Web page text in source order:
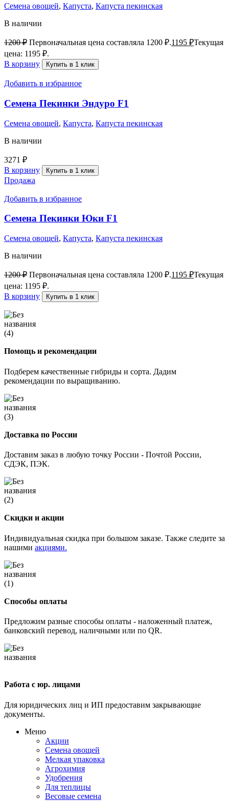
Семена овощей, Капуста, Капуста пекинская
В наличии
1200₽ Первоначальная цена составляла 1200 ₽.1195 ₽Текущая
цена: 1195 ₽.
В корзину
Купить в 1 клик
Добавить в избранное
Семена Пекинки Эндуро F1
Семена овощей, Капуста, Капуста пекинская
В наличии
3271 ₽
В корзину
Купить в 1 клик
Продажа
Добавить в избранное
Семена Пекинки Юки F1
Семена овощей, Капуста, Капуста пекинская
В наличии
1200₽ Первоначальная цена составляла 1200 ₽.1195 ₽Текущая
цена: 1195 ₽.
В корзину
Купить в 1 клик
Помощь и рекомендации
Подберем качественные гибриды и сорта. Дадим
рекомендации по выращиванию.
Доставка по России
Доставим заказ в любую точку России - Почтой России,
СДЭК, ПЭК.
Скидки и акции
Индивидуальная скидка при большом заказе. Также следите за
нашими акциями.
Способы оплаты
Предложим разные способы оплаты - наложенный платеж,
банковский перевод, наличными или по QR.
Работа с юр. лицами
Для юридических лиц и ИП предоставим закрывающие
документы.
Меню
Акции
Семена овощей
Мелкая упаковка
Агрохимия
Удобрения
Для теплицы
Весовые семена